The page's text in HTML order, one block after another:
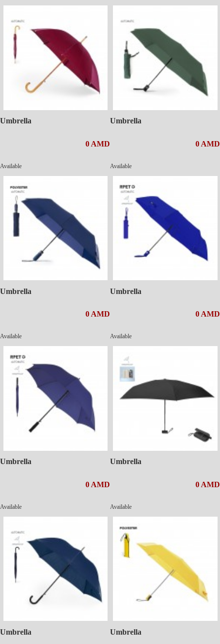
Umbrella
0 AMD
Available
Umbrella
0 AMD
Available
Umbrella
0 AMD
Available
Umbrella
0 AMD
Available
Umbrella
0 AMD
Available
Umbrella
0 AMD
Available
Umbrella Umbrella